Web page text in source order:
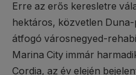
Erre az erős keresletre
hektáros, közvetlen
átfogó városnegyed-
Marina City immár
Cordia, az év elején